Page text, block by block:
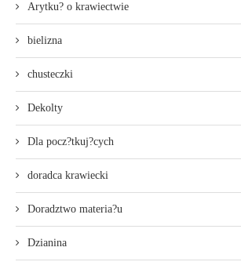
Arytku? o krawiectwie
bielizna
chusteczki
Dekolty
Dla pocz?tkuj?cych
doradca krawiecki
Doradztwo materia?u
Dzianina